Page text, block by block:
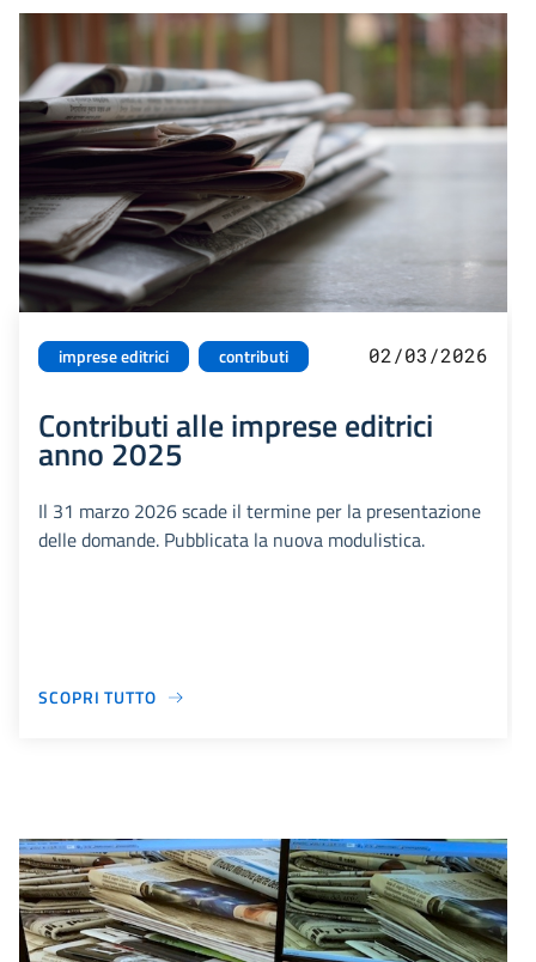
imprese editrici contributi 02/03/2026
Contributi alle imprese editrici
anno 2025
Il 31 marzo 2026 scade il termine per la presentazione
delle domande. Pubblicata la nuova modulistica.
SCOPRI TUTTO